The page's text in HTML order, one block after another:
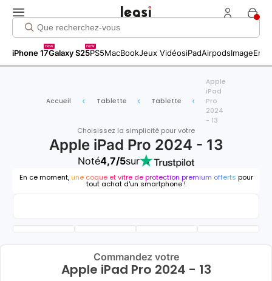
iPhone 17
new
Galaxy S25
new
PS5MacBookJeux VidéosiPadAirpodsImage
Accueil Tablette Tablette
Apple
iPad
Pro
2024
- 13
Choisissez la simplicité pour votre
Apple iPad Pro 2024 - 13
Noté4,7/5sur
En ce moment, une coque et vitre de protection premium offerts pour
tout achat d'un smartphone !
Commandez votre
Apple iPad Pro 2024 - 13